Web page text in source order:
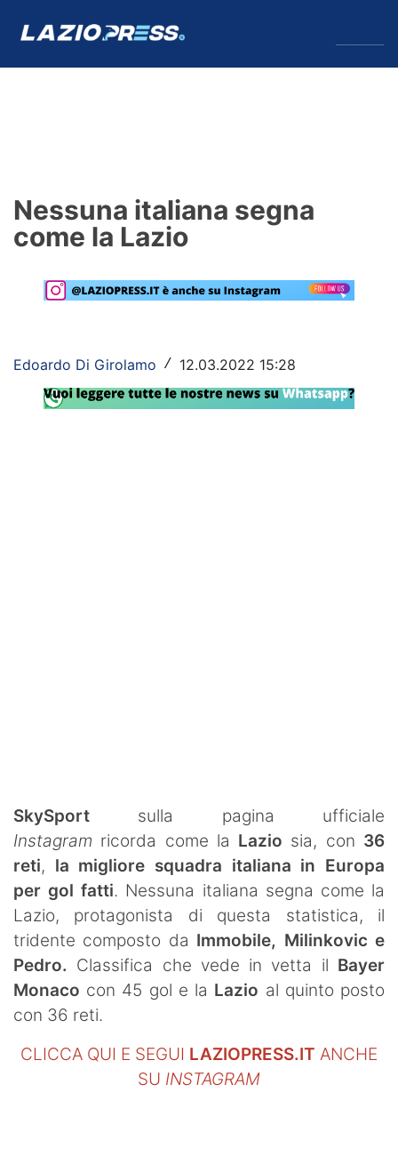
Formello
Primavera
Lazio Women
SHOP LAZIO
Contatti
Nessuna italiana segna
come la Lazio
Edoardo Di Girolamo / 12.03.2022 15:28
SkySport sulla pagina ufficiale
Instagram ricorda come la Lazio sia, con 36
reti, la migliore squadra italiana in Europa
per gol fatti. Nessuna italiana segna come la
Lazio, protagonista di questa statistica, il
tridente composto da Immobile, Milinkovic e
Pedro. Classifica che vede in vetta il Bayer
Monaco con 45 gol e la Lazio al quinto posto
con 36 reti.
CLICCA QUI E SEGUI LAZIOPRESS.IT ANCHE
SU INSTAGRAM